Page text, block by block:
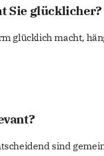
Sie glücklicher?
glücklich macht,
sind